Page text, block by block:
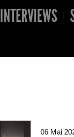
INTERVIEWS
06 Mai